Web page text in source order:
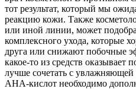
тот результат, который мы
реакцию кожи. Также
или иной линии, может
комплексного ухода, которые
друга или снижают побочные
какое-то из средств
лучше сочетать с
АНА-кислот необходимо